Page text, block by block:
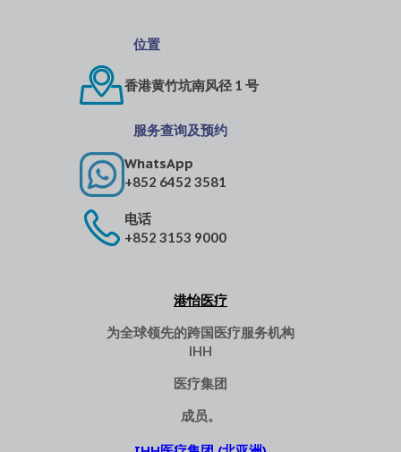
位置
香港黄竹坑南风径 1 号
服务查询及预约
WhatsApp
+852 6452 3581
电话
+852 3153 9000
港怡医疗
为全球领先的跨国医疗服务机构
IHH
医疗集团
成员。